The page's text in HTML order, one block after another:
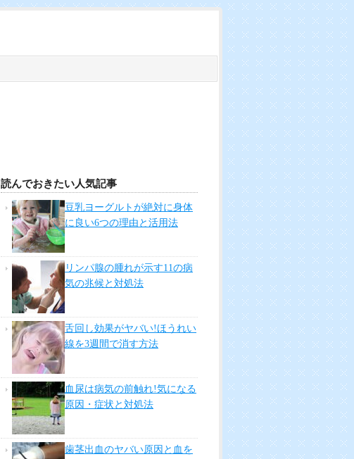
読んでおきたい人気記事
豆乳ヨーグルトが絶対に身体
に良い6つの理由と活用法
リンパ腺の腫れが示す11の病
気の兆候と対処法
舌回し効果がヤバい!ほうれい
線を3週間で消す方法
血尿は病気の前触れ!気になる
原因・症状と対処法
歯茎出血のヤバい原因と血を